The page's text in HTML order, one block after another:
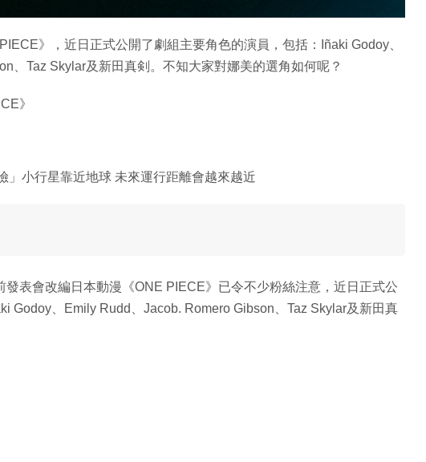
》，近日正式公開了劇組主要角色的演員，包括：Iñaki Godoy、
、Taz Skylar及新田真剣。不知大家對娜美的選角如何呢？
》
」小行星靠近地球 未來運行距離會越來越近
發表會改編日本動漫《ONE PIECE》已令不少粉絲注意，近日正式公
Godoy、Emily Rudd、Jacob. Romero Gibson、Taz Skylar及新田真